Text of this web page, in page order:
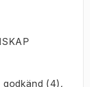
godkänd (4),